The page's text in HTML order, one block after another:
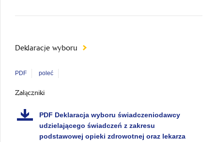
Deklaracje wyboru
PDF poleć
Załączniki
PDF Deklaracja wyboru świadczeniodawcy
udzielającego świadczeń z zakresu
podstawowej opieki zdrowotnej oraz lekarza